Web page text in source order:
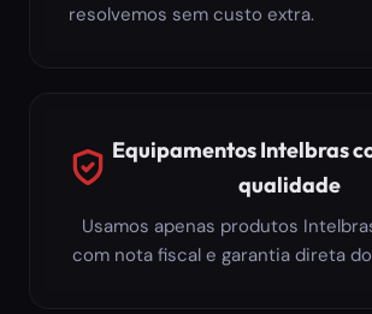
resolvemos sem custo extra.
Equipamentos Intelbras
qualidade
Usamos apenas produtos
com nota fiscal e garantia direta